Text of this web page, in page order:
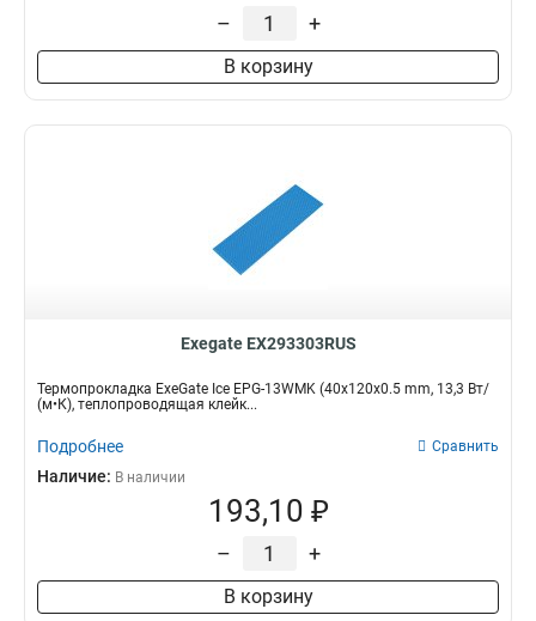
– +
В корзину
Exegate EX293303RUS
Термопрокладка ExeGate Ice EPG-13WMK (40x120x0.5 mm, 13,3 Вт/
(м•К), теплопроводящая клейк...
Подробнее Сравнить
Наличие: В наличии
193,10 ₽
– +
В корзину